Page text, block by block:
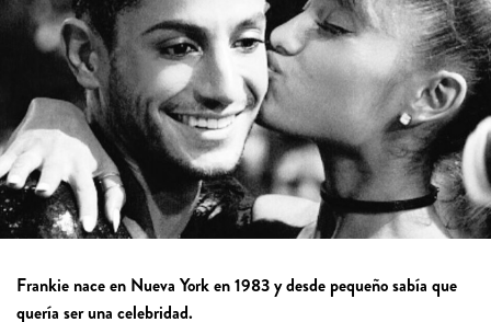
Frankie nace en Nueva York en 1983 y desde pequeño sabía que
quería ser una celebridad.